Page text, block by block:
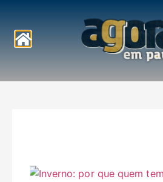
Notícias